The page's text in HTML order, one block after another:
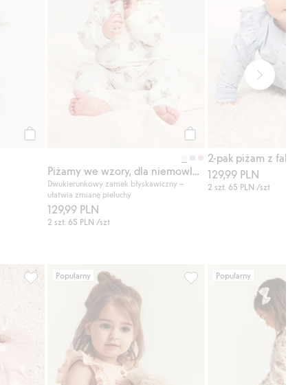
Piżamy we wzory, dla niemowląt, 2-pak
Dwukierunkowy zamek błyskawiczny –
ułatwia zmianę pieluchy
129,99 PLN
2 szt. 65 PLN /szt
2-pak piżam z
129,99 PLN
2 szt. 65 PLN /szt
Dodaj do listy ulubione
Piżama z długimi rękawami, 2-pak, Dodaj do listy ulubione
Popularny
Kombinezon we wzory,
Popularny